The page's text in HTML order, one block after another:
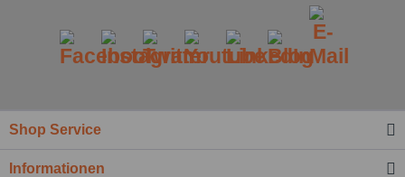
Shop Service
Informationen